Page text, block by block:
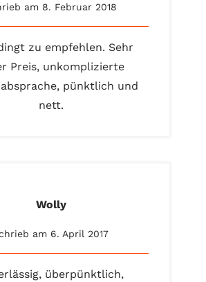
am 8. Februar 2018
zu empfehlen. Sehr
Preis, unkomplizierte
pünktlich und
nett.
Wolly
am 6. April 2017
überpünktlich,